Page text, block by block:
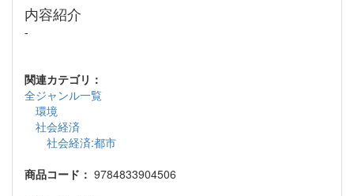
内容紹介
-
関連カテゴリ：
全ジャンル一覧
環境
社会経済
社会経済:都市
商品コード： 9784833904506